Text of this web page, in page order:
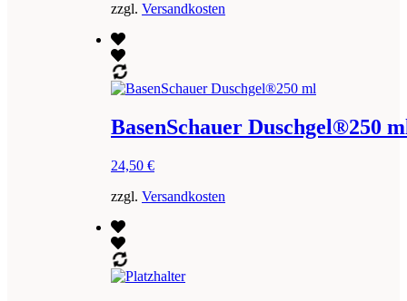
zzgl. Versandkosten
BasenSchauer Duschgel®250
24,50 €
zzgl. Versandkosten